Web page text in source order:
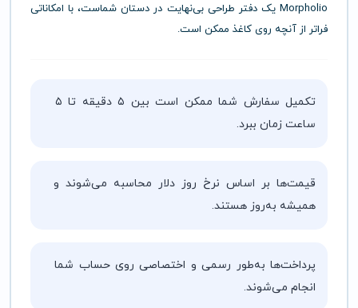
Morpholio یک دفتر طراحی بی‌نهایت در دستان شماست، با امکاناتی
فراتر از آنچه روی کاغذ ممکن است.
تکمیل سفارش شما ممکن است بین ۵ دقیقه تا ۵
ساعت زمان ببرد.
قیمت‌ها بر اساس نرخ روز دلار محاسبه می‌شوند و
همیشه به‌روز هستند.
پرداخت‌ها به‌طور رسمی و اختصاصی روی حساب شما
انجام می‌شوند.